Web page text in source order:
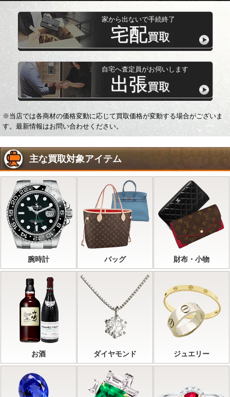
家から出ないで手続終了
宅配買取
自宅へ査定員がお伺いします
出張買取
※当店では各商材の価格変動に応じて買取価格が変動する場合がございま
す。最新情報はお問い合わせください。
主な買取対象アイテム
腕時計 バッグ 財布・小物
お酒 ダイヤモンド ジュエリー